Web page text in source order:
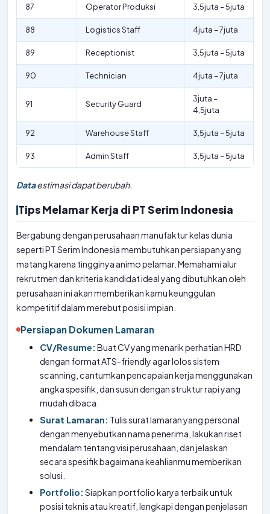
87 Operator Produksi 3,5juta – 5juta
88 Logistics Staff 4juta – 7juta
89 Receptionist 3,5juta – 5juta
90 Technician 4juta – 7juta
91 Security Guard
3juta –
4,5juta
92 Warehouse Staff 3,5juta – 5juta
93 Admin Staff 3,5juta – 5juta
Dataestimasi dapat berubah.
Tips Melamar Kerja di PT Serim Indonesia
Bergabung dengan perusahaan manufaktur kelas dunia
seperti PT Serim Indonesia membutuhkan persiapan yang
matang karena tingginya animo pelamar. Memahami alur
rekrutmen dan kriteria kandidat ideal yang dibutuhkan oleh
perusahaan ini akan memberikan kamu keunggulan
kompetitif dalam merebut posisi impian.
Persiapan Dokumen Lamaran
CV/Resume: Buat CV yang menarik perhatian HRD
dengan format ATS-friendly agar lolos sistem
scanning, cantumkan pencapaian kerja menggunakan
angka spesifik, dan susun dengan struktur rapi yang
mudah dibaca.
Surat Lamaran: Tulis surat lamaran yang personal
dengan menyebutkan nama penerima, lakukan riset
mendalam tentang visi perusahaan, dan jelaskan
secara spesifik bagaimana keahlianmu memberikan
solusi.
Portfolio: Siapkan portfolio karya terbaik untuk
posisi teknis atau kreatif, lengkapi dengan penjelasan